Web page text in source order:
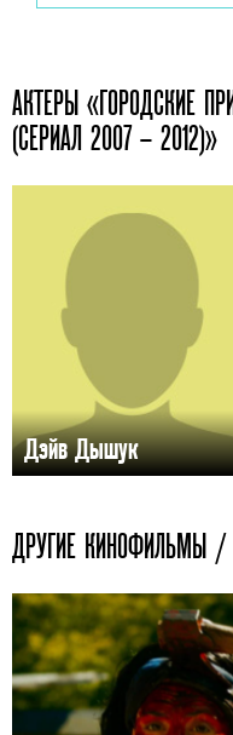
АКТЕРЫ «ГОРОДСКИЕ
(СЕРИАЛ 2007 – 2012)»
Дэйв Дышук
ДРУГИЕ КИНОФИЛЬМЫ